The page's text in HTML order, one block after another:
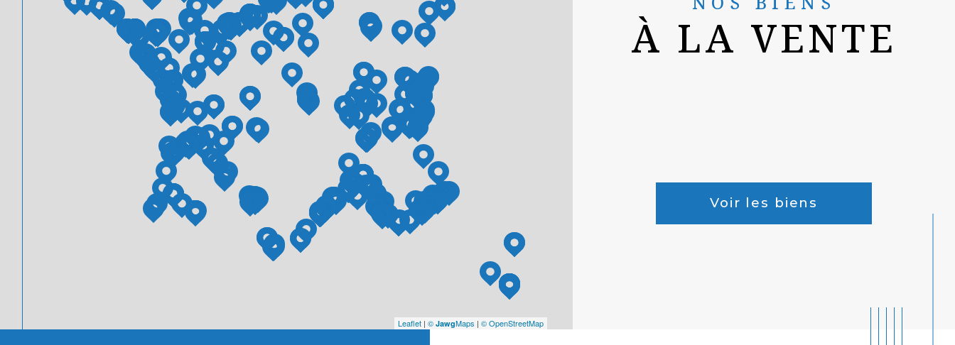
Leaflet |©JawgMaps |© OpenStreetMap
À LA VENTE
Voir les biens